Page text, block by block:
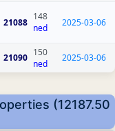
21088
148
ned
2025-03-06
21090 150
ned
2025-03-06
(12187.50